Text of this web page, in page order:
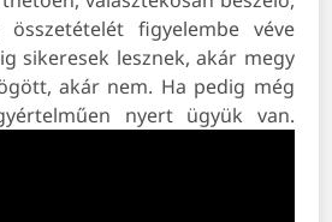
figyelembe véve
sikeresek lesznek, akár megy
akár nem. Ha pedig még
nyert ügyük van.